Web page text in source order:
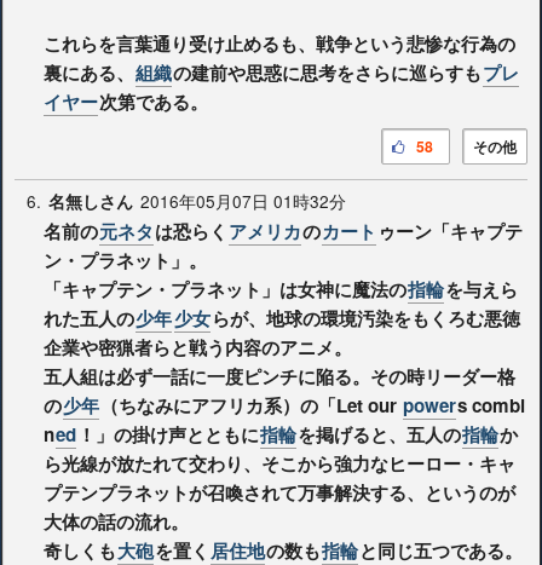
これらを言葉通り受け止めるも、戦争という悲惨な行為の
裏にある、 組織の建前や思惑に思考をさらに巡らすもプレ
イヤー次第である。
その他
58
6. 名無しさん 2016年05月07日 01時32分
名前の元ネタは恐らく アメリカのカート ゥーン「キャプテ
ン・プラネット」。
「キャプテン・プラネット」は女神に魔法の指輪を与えら
れた五人の少年少女らが、地球の環境汚染をもくろむ悪徳
企業や密猟者らと戦う内容のアニメ。
五人組は必ず一話に一度ピンチに陥る。その時リーダー格
の少年 （ちなみにアフリカ系）の「Let our powers combi
ned ！」の掛け声とともに指輪を掲げると、五人の指輪か
ら光線が放たれて交わり、そこから強力なヒーロー・キャ
プテンプラネットが召喚されて万事解決する、というのが
大体の話の流れ。
奇しくも大砲を置く 居住地の数も指輪と同じ五つである。